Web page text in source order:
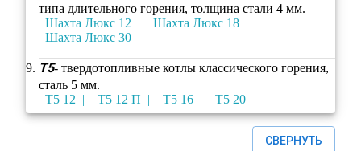
типа длительного горения, толщина стали 4 мм.
Шахта Люкс 12
Шахта Люкс 18
Шахта Люкс 30
Т5- твердотопливные котлы классического горения,
сталь 5 мм.
Т5 12
Т5 12 П Т5 16 Т5 20
СВЕРНУТЬ